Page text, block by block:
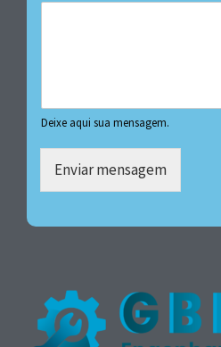
Deixe aqui sua mensagem.
Enviar mensagem